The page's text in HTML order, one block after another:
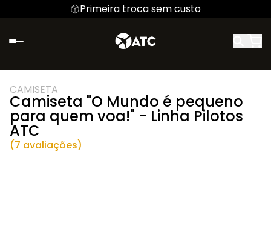
Primeira troca sem custo
CAMISETA
Camiseta "O Mundo é pequeno
para quem voa!" - Linha Pilotos
ATC
(7 avaliações)